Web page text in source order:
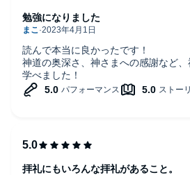
読んで本当に良かったです！
神道の奥深さ、神さまへの感謝など
学べました！
勉強になりました
拝礼にもいろんな拝礼があること。